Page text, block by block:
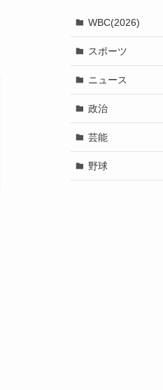
WBC(2026)
スポーツ
ニュース
政治
芸能
野球